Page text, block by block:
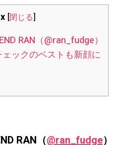
[閉じる]
RAN（@ran_fudge）
ックのベストも新顔に
RAN（@ran_fudge）